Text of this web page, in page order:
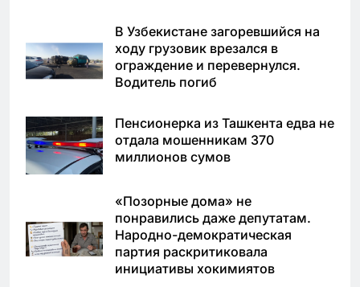
В Узбекистане загоревшийся на
ходу грузовик врезался в
ограждение и перевернулся.
Водитель погиб
Пенсионерка из Ташкента едва не
отдала мошенникам 370
миллионов сумов
«Позорные дома» не
понравились даже депутатам.
Народно-демократическая
партия раскритиковала
инициативы хокимиятов